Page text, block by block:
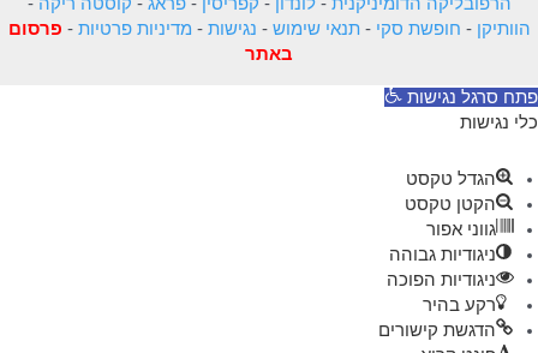
הרפובליקה הדומיניקנית -לונדון - קפריסין -פראג - קוסטה ריקה -
הוותיקן - חופשת סקי -תנאי שימוש - נגישות - מדיניות פרטיות - פרסום
באתר
פתח סרגל נגישות
כלי נגישות
הגדל טקסט
הקטן טקסט
גווני אפור
ניגודיות גבוהה
ניגודיות הפוכה
רקע בהיר
הדגשת קישורים